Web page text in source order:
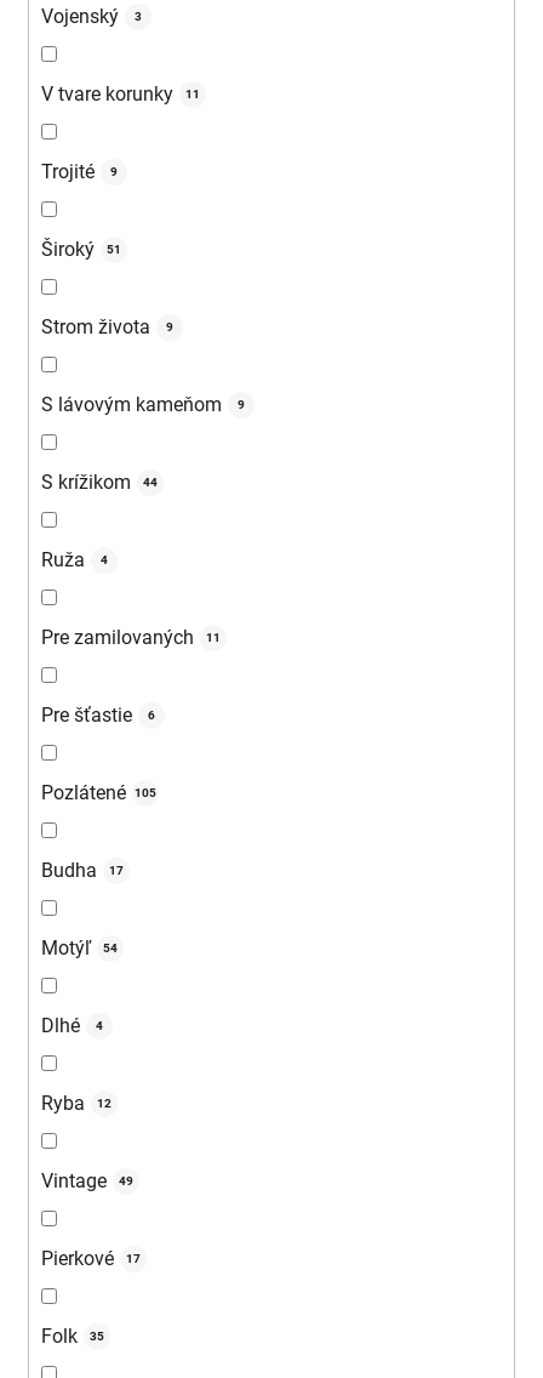
Vojenský 3
V tvare korunky 11
Trojité 9
Široký 51
Strom života 9
S lávovým kameňom 9
S krížikom 44
Ruža 4
Pre zamilovaných 11
Pre šťastie 6
Pozlátené 105
Budha 17
Motýľ 54
Dlhé 4
Ryba 12
Vintage 49
Pierkové 17
Folk 35